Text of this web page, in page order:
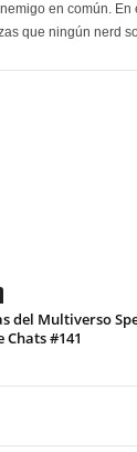
en común.
que ningún nerd
del Multiverso
Chats #141